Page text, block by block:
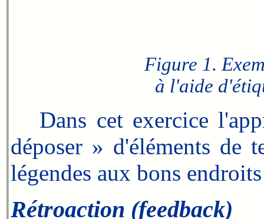
Figure 1.
à l'aide
Dans cet exercice
déposer » d'éléments de
légendes aux bons
Rétroaction (feedback)